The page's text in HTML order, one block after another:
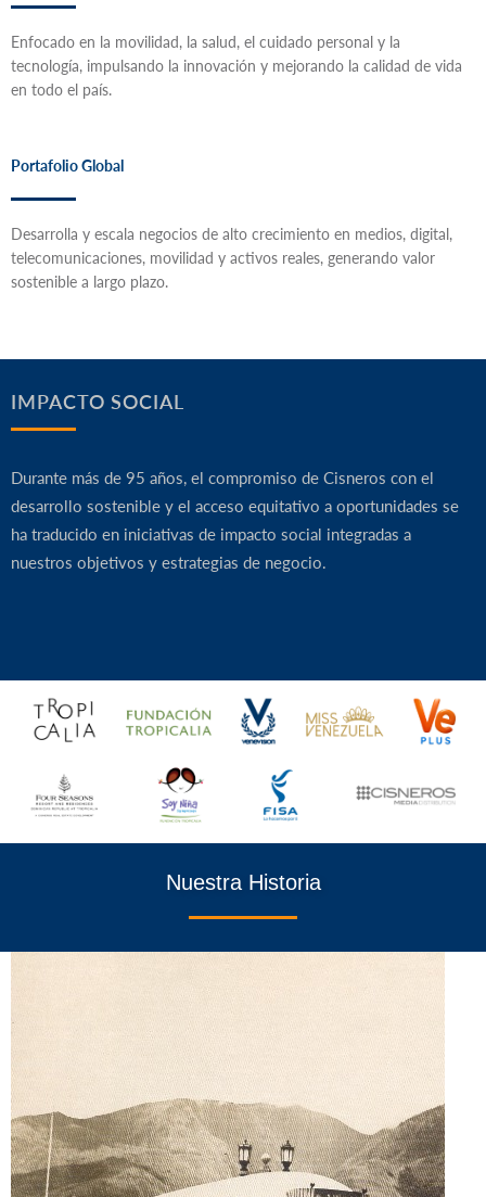
Enfocado en la movilidad, la salud, el cuidado personal y la
tecnología, impulsando la innovación y mejorando la calidad de vida
en todo el país.
Portafolio Global
Desarrolla y escala negocios de alto crecimiento en medios, digital,
telecomunicaciones, movilidad y activos reales, generando valor
sostenible a largo plazo.
IMPACTO SOCIAL
Durante más de 95 años, el compromiso de Cisneros con el
desarrollo sostenible y el acceso equitativo a oportunidades se
ha traducido en iniciativas de impacto social integradas a
nuestros objetivos y estrategias de negocio.
Nuestra Historia